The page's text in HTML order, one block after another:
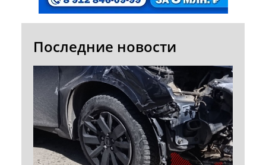
Последние новости